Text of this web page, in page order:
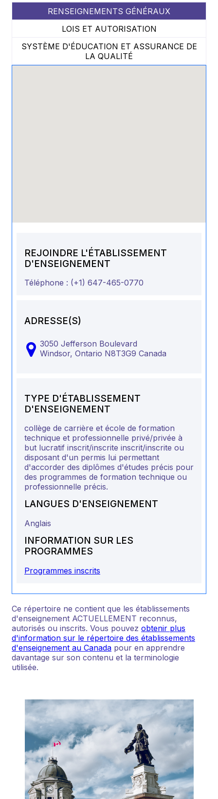
RENSEIGNEMENTS GÉNÉRAUX
LOIS ET AUTORISATION
SYSTÈME D'ÉDUCATION ET ASSURANCE DE
LA QUALITÉ
REJOINDRE L'ÉTABLISSEMENT
D'ENSEIGNEMENT
Téléphone : (+1) 647-465-0770
ADRESSE(S)
3050 Jefferson Boulevard
Windsor, Ontario N8T3G9 Canada
TYPE D'ÉTABLISSEMENT
D'ENSEIGNEMENT
collège de carrière et école de formation
technique et professionnelle privé/privée à
but lucratif inscrit/inscrite inscrit/inscrite ou
disposant d'un permis lui permettant
d'accorder des diplômes d'études précis pour
des programmes de formation technique ou
professionnelle précis.
LANGUES D'ENSEIGNEMENT
Anglais
INFORMATION SUR LES
PROGRAMMES
Programmes inscrits
Ce répertoire ne contient que les établissements
d'enseignement ACTUELLEMENT reconnus,
autorisés ou inscrits. Vous pouvez obtenir plus
d'information sur le répertoire des établissements
d'enseignement au Canada pour en apprendre
davantage sur son contenu et la terminologie
utilisée.